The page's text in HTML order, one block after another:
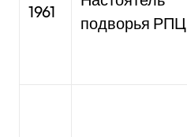
1961
подворья РПЦ